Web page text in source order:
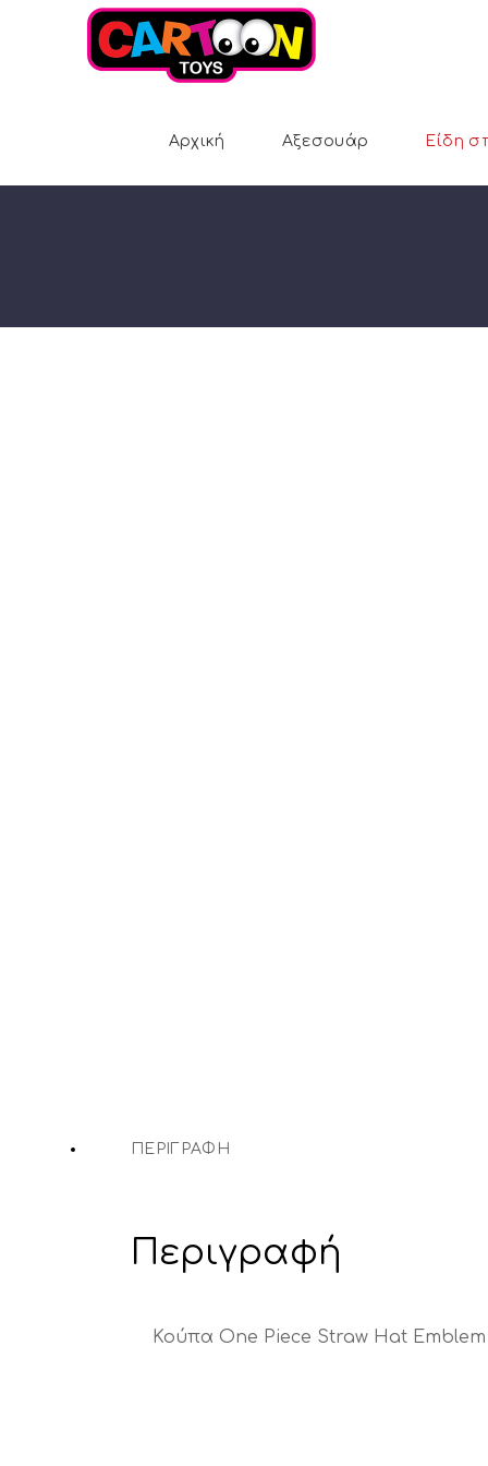
Αρχική
Αξεσουάρ Είδη
ΠΕΡΙΓΡΑΦΉ
Περιγραφή
Κούπα One Piece Straw Hat Emblem